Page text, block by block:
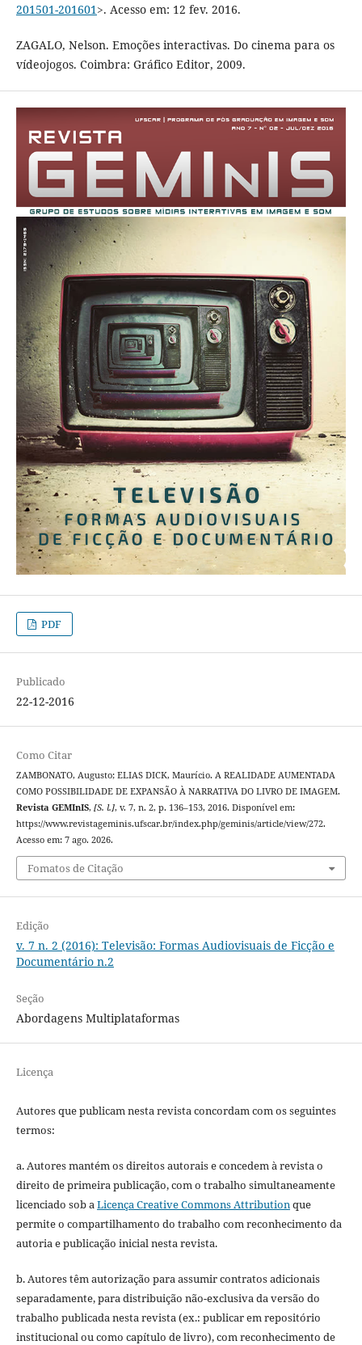
201501-201601>. Acesso em: 12 fev. 2016.
ZAGALO, Nelson. Emoções interactivas. Do cinema para os
vídeojogos. Coimbra: Gráfico Editor, 2009.
PDF
Publicado
22-12-2016
Como Citar
ZAMBONATO, Augusto; ELIAS DICK, Maurício. A REALIDADE AUMENTADA
COMO POSSIBILIDADE DE EXPANSÃO À NARRATIVA DO LIVRO DE IMAGEM.
Revista GEMInIS, [S. l.], v. 7, n. 2, p. 136–153, 2016. Disponível em:
https://www.revistageminis.ufscar.br/index.php/geminis/article/view/272.
Acesso em: 7 ago. 2026.
Fomatos de Citação
Edição
v. 7 n. 2 (2016): Televisão: Formas Audiovisuais de Ficção e
Documentário n.2
Seção
Abordagens Multiplataformas
Licença
Autores que publicam nesta revista concordam com os seguintes
termos:
a. Autores mantém os direitos autorais e concedem à revista o
direito de primeira publicação, com o trabalho simultaneamente
licenciado sob a Licença Creative Commons Attribution que
permite o compartilhamento do trabalho com reconhecimento da
autoria e publicação inicial nesta revista.
b. Autores têm autorização para assumir contratos adicionais
separadamente, para distribuição não-exclusiva da versão do
trabalho publicada nesta revista (ex.: publicar em repositório
institucional ou como capítulo de livro), com reconhecimento de